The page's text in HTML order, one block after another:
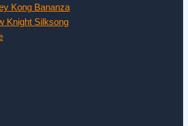
Kong Bananza
Knight Silksong